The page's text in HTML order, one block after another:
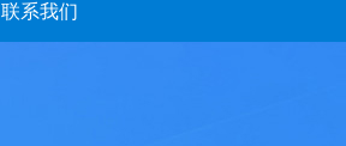
联系我们